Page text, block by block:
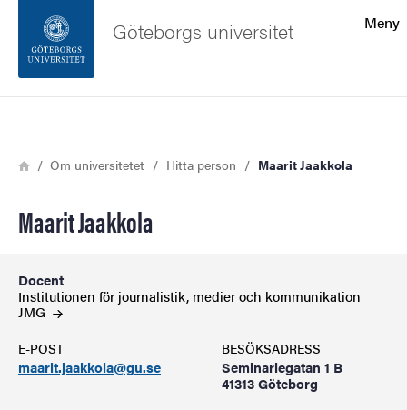
Sidfoten
Meny
Göteborgs universitet
Länkstig
HemOm universitetet Hitta person Maarit Jaakkola
Maarit Jaakkola
Docent
Institutionen för journalistik, medier och kommunikation
JMG
E-POST
maarit.jaakkola@gu.se
BESÖKSADRESS
Seminariegatan 1 B
41313 Göteborg